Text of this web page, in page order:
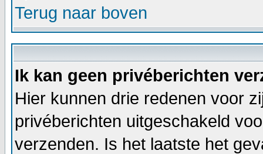
Terug naar boven
Ik kan geen privéberichten
Hier kunnen drie redenen voor
privéberichten uitgeschakeld
verzenden. Is het laatste het